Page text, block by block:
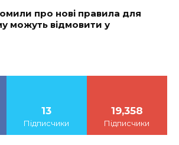
про нові правила для
можуть відмовити у
13
Підписчики
19,358
Підписчики